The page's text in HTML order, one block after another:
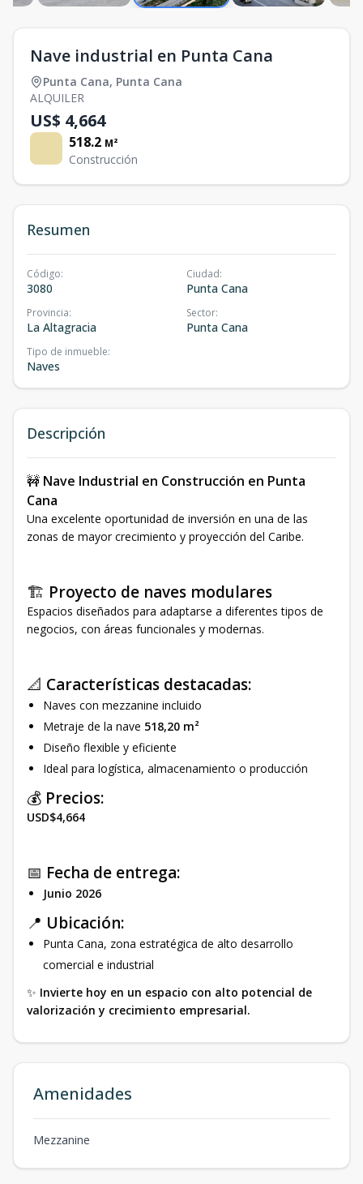
Nave industrial en Punta Cana
Punta Cana, Punta Cana
ALQUILER
US$ 4,664
518.2 M²
Construcción
Resumen
Código:
3080
Ciudad:
Punta Cana
Provincia:
La Altagracia
Sector:
Punta Cana
Tipo de inmueble:
Naves
Descripción
🚧 Nave Industrial en Construcción en Punta
Cana
Una excelente oportunidad de inversión en una de las
zonas de mayor crecimiento y proyección del Caribe.
🏗️ Proyecto de naves modulares
Espacios diseñados para adaptarse a diferentes tipos de
negocios, con áreas funcionales y modernas.
📐 Características destacadas:
Naves con mezzanine incluido
Metraje de la nave 518,20 m²
Diseño flexible y eficiente
Ideal para logística, almacenamiento o producción
💰 Precios:
USD$4,664
📅 Fecha de entrega:
Junio 2026
📍 Ubicación:
Punta Cana, zona estratégica de alto desarrollo
comercial e industrial
✨ Invierte hoy en un espacio con alto potencial de
valorización y crecimiento empresarial.
Amenidades
Mezzanine